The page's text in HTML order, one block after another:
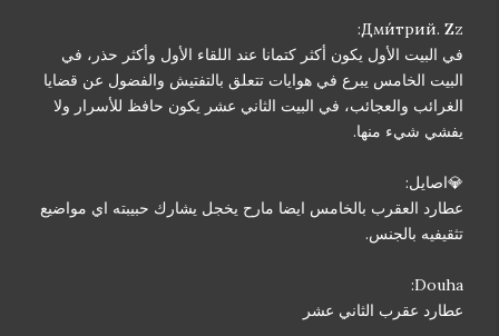
Дми́трий. Zz:
في البيت الأول يكون أكثر كتمانا عند اللقاء الأول وأكثر حذر، في
البيت الخامس يبرع في هوايات تتعلق بالتفتيش والفضول عن قضايا
الغرائب والعجائب، في البيت الثاني عشر يكون حافظ للأسرار ولا
يفشي شيء منها.
💎اصايل:
عطارد العقرب بالخامس ايضا مارح يخجل يشارك حبيبته اي مواضيع
تثقيفيه بالجنس.
Douha:
عطارد عقرب الثاني عشر